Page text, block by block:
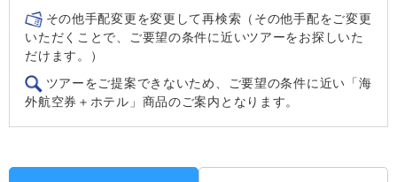
その他手配変更を変更して再検索（その他手配をご変更
いただくことで、ご要望の条件に近いツアーをお探しいた
だけます。）
ツアーをご提案できないため、ご要望の条件に近い「海
外航空券＋ホテル」商品のご案内となります。